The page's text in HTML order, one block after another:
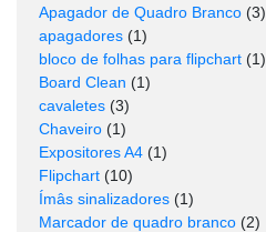
Apagador de Quadro Branco (3)
apagadores (1)
bloco de folhas para flipchart (1)
Board Clean (1)
cavaletes (3)
Chaveiro (1)
Expositores A4 (1)
Flipchart (10)
Ímâs sinalizadores (1)
Marcador de quadro branco (2)